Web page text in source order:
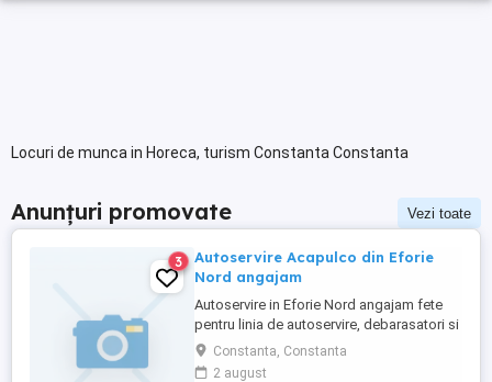
Locuri de munca in Horeca, turism Constanta Constanta
Anunțuri promovate Vezi toate
3
Autoservire Acapulco din Eforie
Nord angajam
Autoservire in Eforie Nord angajam fete
pentru linia de autoservire, debarasatori si
personal la spalat vase in bucatarie Se
asigura cazare si masa
Constanta, Constanta
2 august